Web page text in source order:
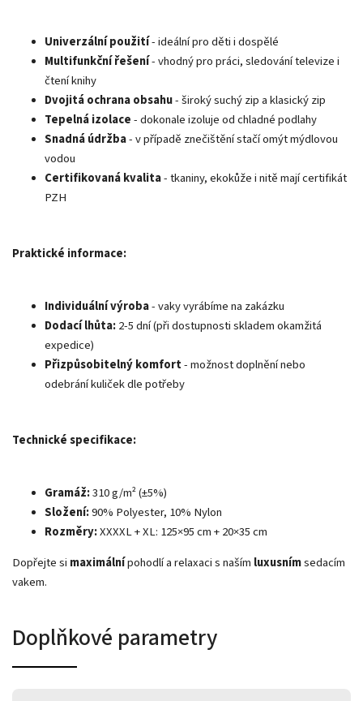
Univerzální použití- ideální pro děti i dospělé
Multifunkční řešení- vhodný pro práci, sledování televize i
čtení knihy
Dvojitá ochrana obsahu- široký suchý zip a klasický zip
Tepelná izolace- dokonale izoluje od chladné podlahy
Snadná údržba- v případě znečištění stačí omýt mýdlovou
vodou
Certifikovaná kvalita- tkaniny, ekokůže i nitě mají certifikát
PZH
Praktické informace:
Individuální výroba- vaky vyrábíme na zakázku
Dodací lhůta:2-5 dní (při dostupnosti skladem okamžitá
expedice)
Přizpůsobitelný komfort- možnost doplnění nebo
odebrání kuliček dle potřeby
Technické specifikace:
Gramáž:310 g/m² (±5%)
Složení:90% Polyester, 10% Nylon
Rozměry:XXXXL + XL: 125×95 cm + 20×35 cm
Dopřejte si maximálnípohodlí a relaxaci s naším luxusnímsedacím
vakem.
Doplňkové parametry